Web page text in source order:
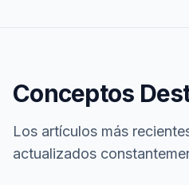
Conceptos
Los artículos más
actualizados